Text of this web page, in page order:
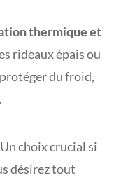
thermique et
rideaux épais ou
du froid,
choix crucial si
désirez tout